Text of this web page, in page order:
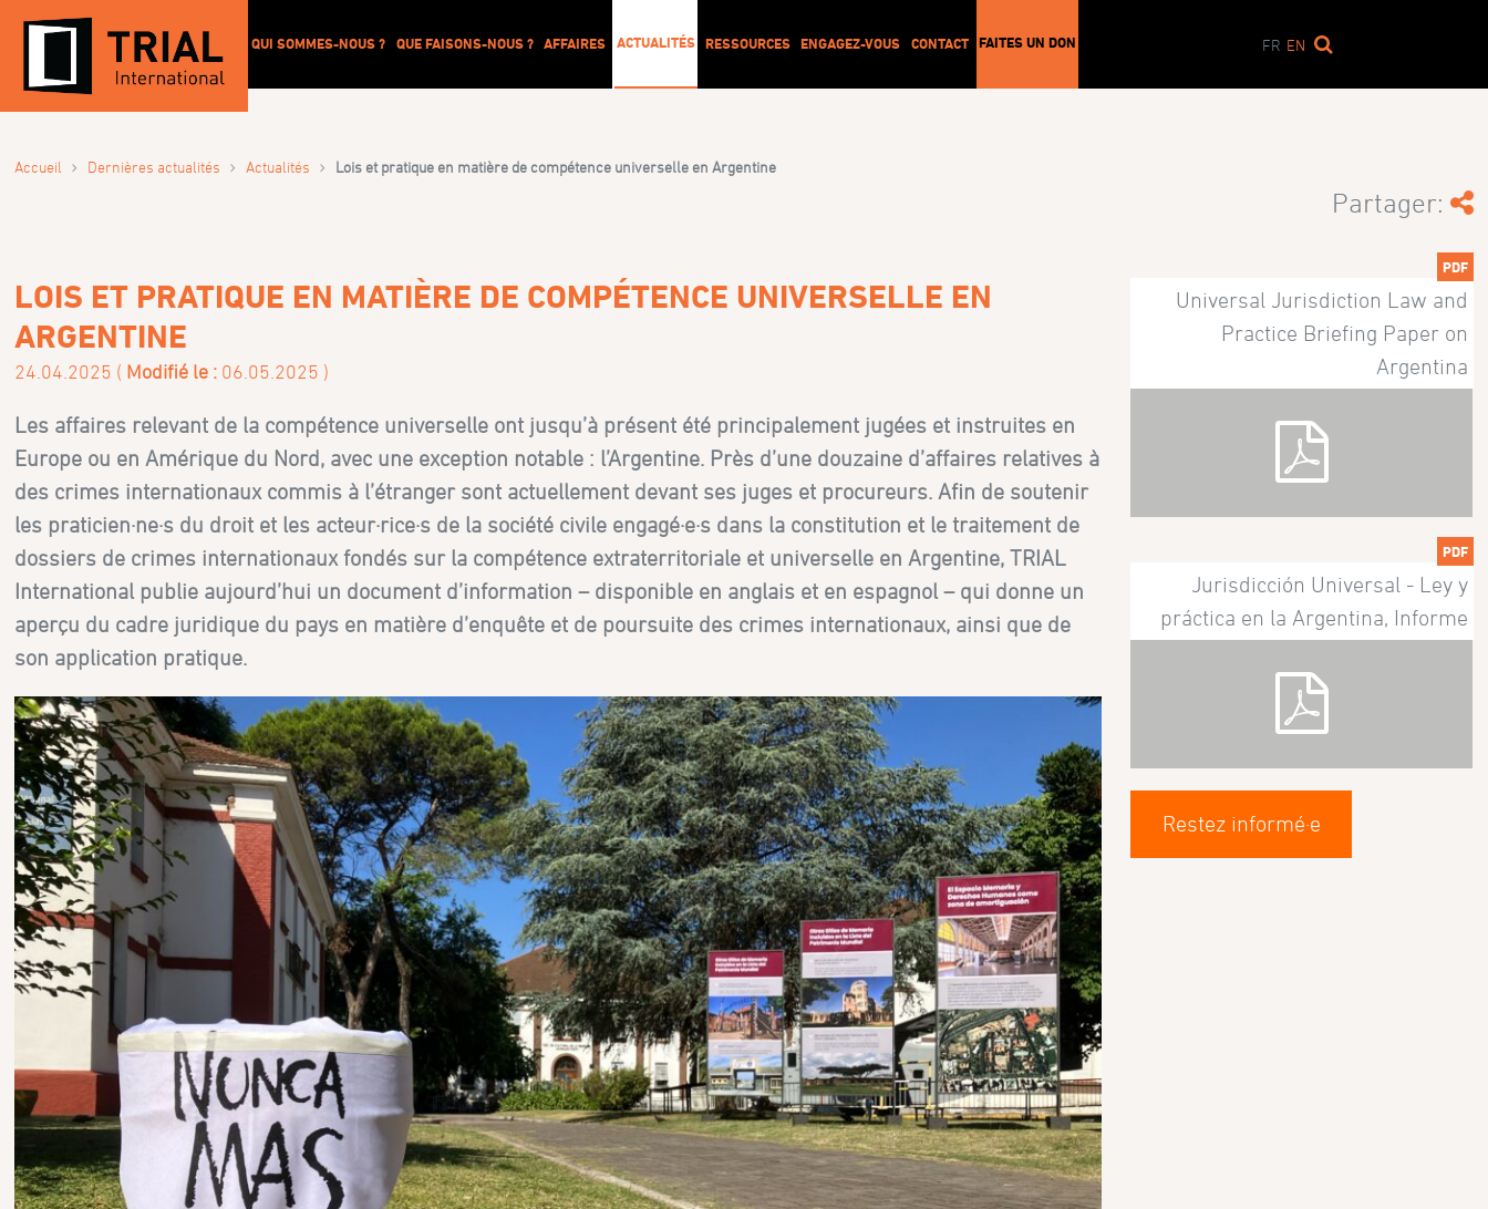
QUI SOMMES-NOUS ? QUE FAISONS-NOUS ? AFFAIRES ACTUALITÉS RESSOURCES ENGAGEZ-VOUS CONTACT FAITES UN DON FR EN
Accueil › Dernières actualités › Actualités › Lois et pratique en matière de compétence universelle en Argentine
Partager:
LOIS ET PRATIQUE EN MATIÈRE DE COMPÉTENCE UNIVERSELLE EN
ARGENTINE
24.04.2025 ( Modifié le : 06.05.2025 )
Les affaires relevant de la compétence universelle ont jusqu’à présent été principalement jugées et instruites en
Europe ou en Amérique du Nord, avec une exception notable : l’Argentine. Près d’une douzaine d’affaires relatives à
des crimes internationaux commis à l’étranger sont actuellement devant ses juges et procureurs. Afin de soutenir
les praticien·ne·s du droit et les acteur·rice·s de la société civile engagé·e·s dans la constitution et le traitement de
dossiers de crimes internationaux fondés sur la compétence extraterritoriale et universelle en Argentine, TRIAL
International publie aujourd’hui un document d’information – disponible en anglais et en espagnol – qui donne un
aperçu du cadre juridique du pays en matière d’enquête et de poursuite des crimes internationaux, ainsi que de
son application pratique.
PDF
Universal Jurisdiction Law and
Practice Briefing Paper on
Argentina
PDF
Jurisdicción Universal - Ley y
práctica en la Argentina, Informe
Restez informé·e